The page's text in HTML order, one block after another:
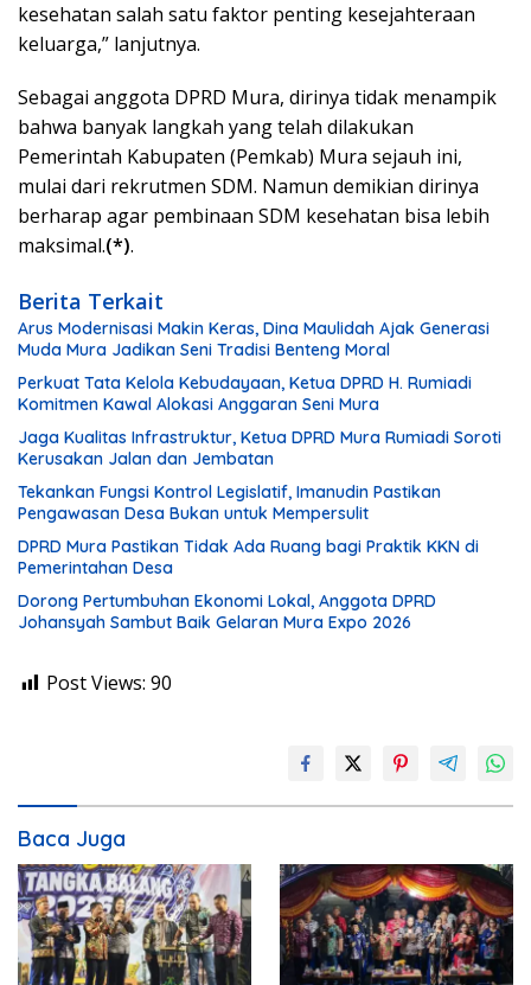
kesehatan salah satu faktor penting kesejahteraan
keluarga,” lanjutnya.
Sebagai anggota DPRD Mura, dirinya tidak menampik
bahwa banyak langkah yang telah dilakukan
Pemerintah Kabupaten (Pemkab) Mura sejauh ini,
mulai dari rekrutmen SDM. Namun demikian dirinya
berharap agar pembinaan SDM kesehatan bisa lebih
maksimal.(*).
Berita Terkait
Arus Modernisasi Makin Keras, Dina Maulidah Ajak Generasi
Muda Mura Jadikan Seni Tradisi Benteng Moral
Perkuat Tata Kelola Kebudayaan, Ketua DPRD H. Rumiadi
Komitmen Kawal Alokasi Anggaran Seni Mura
Jaga Kualitas Infrastruktur, Ketua DPRD Mura Rumiadi Soroti
Kerusakan Jalan dan Jembatan
Tekankan Fungsi Kontrol Legislatif, Imanudin Pastikan
Pengawasan Desa Bukan untuk Mempersulit
DPRD Mura Pastikan Tidak Ada Ruang bagi Praktik KKN di
Pemerintahan Desa
Dorong Pertumbuhan Ekonomi Lokal, Anggota DPRD
Johansyah Sambut Baik Gelaran Mura Expo 2026
Post Views: 90
Baca Juga